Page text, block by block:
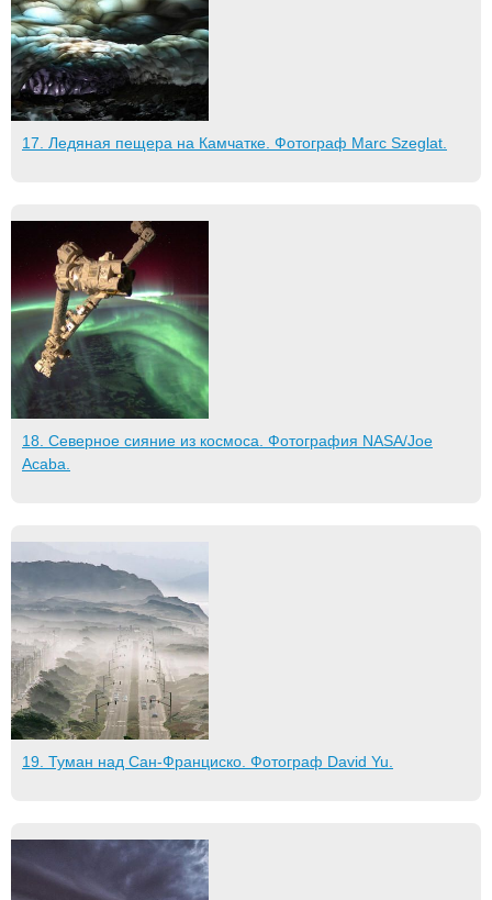
17. Ледяная пещера на Камчатке. Фотограф Marc Szeglat.
18. Северное сияние из космоса. Фотография NASA/Joe
Acaba.
19. Туман над Сан-Франциско. Фотограф David Yu.